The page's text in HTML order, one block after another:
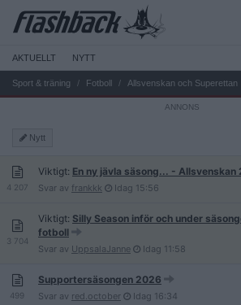
AKTUELLT NYTT
Sport & träning Fotboll Allsvenskan och Superettan
Nytt
4 207
Viktigt: En ny jävla säsong... - Allsvenskan
Svar av frankkk Idag 15:56
3 704
Viktigt: Silly Season inför och under
fotboll
Svar av UppsalaJanne Idag 11:58
499
Supportersäsongen 2026
Svar av red.october Idag 16:34